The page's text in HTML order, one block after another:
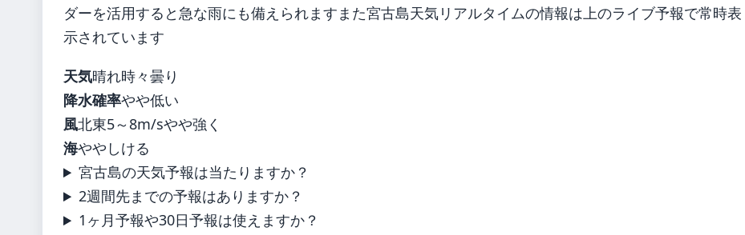
ダーを活用すると急な雨にも備えられますまた宮古島天気リアルタイムの情報は上のライブ予報で常時表
示されています
天気晴れ時々曇り
降水確率やや低い
風北東5～8m/sやや強く
海ややしける
宮古島の天気予報は当たりますか？
2週間先までの予報はありますか？
1ヶ月予報や30日予報は使えますか？